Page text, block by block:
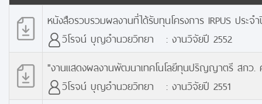
หนังสือรวบรวมผลงานที่ได้รับทุนโครงการ IRPUS ประจ
วิโรจน์ บุญอำนวยวิทยา : งานวิจัยปี 2552
"งานแสดงผลงานพัฒนาเทคโนโลยีทุนปริญญาตรี สกว.
วิโรจน์ บุญอำนวยวิทยา : งานวิจัยปี 2551